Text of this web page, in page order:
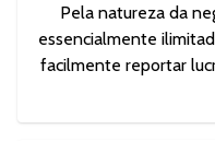
Pela natureza da
essencialmente
facilmente reportar